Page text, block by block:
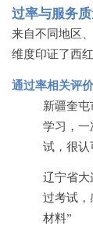
过率与服务
来自不同地区
维度印证了西
通过率相关评价
新疆奎屯
学习，一
试，很认
辽宁省大
过考试，
材料”